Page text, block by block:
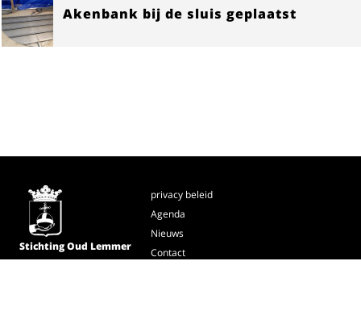
Akenbank bij de sluis geplaatst
Stichting Oud Lemmer
privacy beleid
Agenda
Nieuws
Contact